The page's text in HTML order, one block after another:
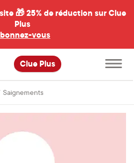
🎁25% de réduction sur Clue
Plus
vous
Clue Plus
Ouvrir
le
menu
Saignements6